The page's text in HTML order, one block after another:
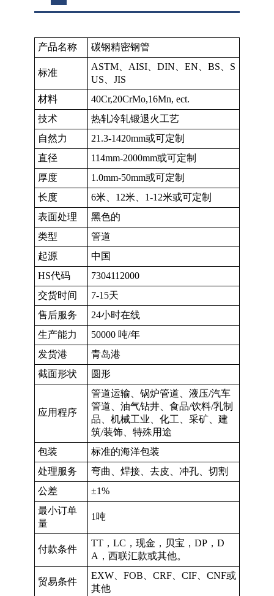
产品名称 碳钢精密钢管
标准
ASTM、AISI、DIN、EN、BS、S
US、JIS
材料
40Cr,20CrMo,16Mn, ect.
技术
热轧冷轧锻退火工艺
自然力
21.3-1420mm或可定制
直径
114mm-2000mm或可定制
厚度
1.0mm-50mm或可定制
长度
6米、12米、1-12米或可定制
表面处理
黑色的
类型
管道
起源
中国
HS代码
7304112000
交货时间
7-15天
售后服务
24小时在线
生产能力
50000 吨/年
发货港
青岛港
截面形状
圆形
应用程序
管道运输、锅炉管道、液压/汽车
管道、油气钻井、食品/饮料/乳制
品、机械工业、化工、采矿、建
筑/装饰、特殊用途
包装
标准的海洋包装
处理服务
弯曲、焊接、去皮、冲孔、切割
公差
±1%
最小订单
量
1吨
付款条件
TT，LC，现金，贝宝，DP，D
A，西联汇款或其他。
贸易条件
EXW、FOB、CRF、CIF、CNF或
其他